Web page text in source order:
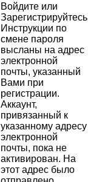
Войдите или
Зарегистрируйтесь
Инструкции по
смене пароля
высланы на адрес
электронной
почты, указанный
Вами при
регистрации.
Аккаунт,
привязанный к
указанному адресу
электронной
почты, пока не
активирован. На
этот адрес было